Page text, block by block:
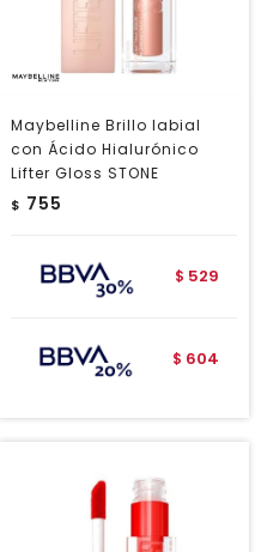
Maybelline Brillo labial
con Ácido Hialurónico
Lifter Gloss STONE
$ 755
$ 529
$ 604